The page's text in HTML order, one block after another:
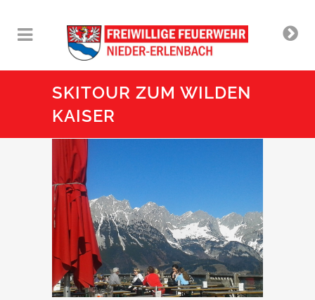
SKITOUR ZUM WILDEN
KAISER